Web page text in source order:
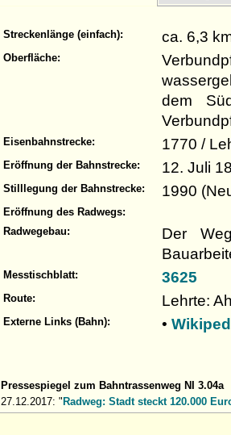
Streckenlänge (einfach): ca. 6,3
Oberfläche:
dem
Eisenbahnstrecke: 1770 /
Eröffnung der Bahnstrecke: 12. Juli
Stilllegung der Bahnstrecke: 1990
Eröffnung des Radwegs:
Radwegebau:
Der
Messtischblatt: 3625
Route: Lehrte:
Externe Links (Bahn): •
Pressespiegel zum Bahntrassenweg NI 3.04a
27.12.2017: "Radweg: Stadt steckt 120.000